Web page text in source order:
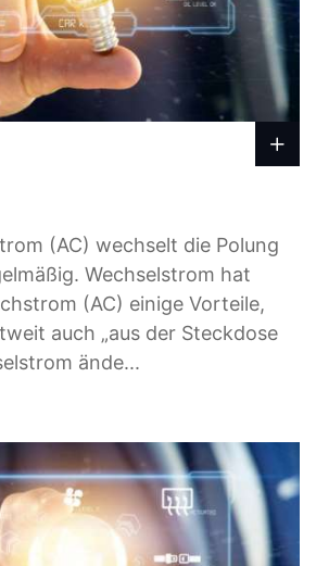
(AC) wechselt die Polung
Wechselstrom hat
(AC) einige Vorteile,
auch „aus der Steckdose
ände...